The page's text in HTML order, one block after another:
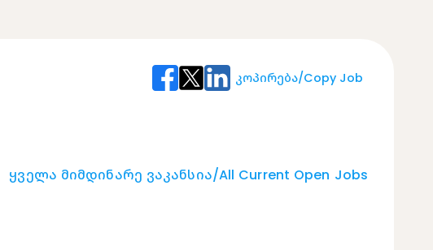
Კოპირება/Copy Job
Ყველა Მიმდინარე Ვაკანსია/All Current Open Jobs